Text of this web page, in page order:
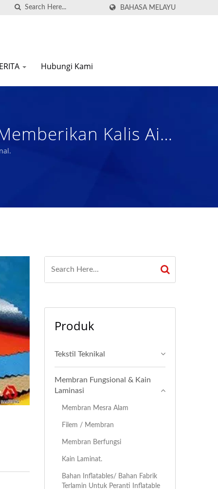
BAHASA MELAYU
Hubungi Kami
Kalis Air
/ Nam Liong -
Produk
Tekstil Teknikal
Membran Fungsional & Kain
Laminasi
Membran Mesra Alam
Filem / Membran
Membran Berfungsi
Kain Laminat.
Bahan Inflatables/ Bahan Fabrik
Terlamin Untuk Peranti Inflatable